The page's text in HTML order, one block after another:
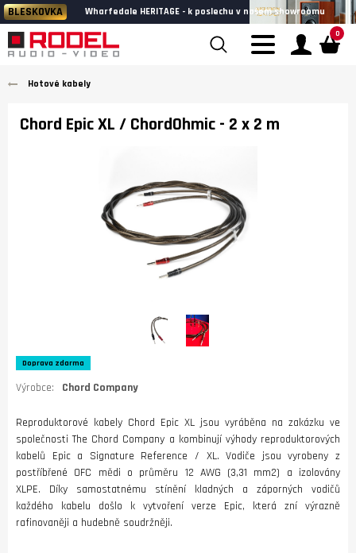
BLESKOVKA Wharfedale HERITAGE - k poslechu v našem showroomu
0
Hotové kabely
Chord Epic XL / ChordOhmic - 2 x 2 m
Doprava zdarma
Výrobce: Chord Company
Reproduktorové kabely Chord Epic XL jsou vyráběna na zakázku ve
společnosti The Chord Company a kombinují výhody reproduktorových
kabelů Epic a Signature Reference / XL. Vodiče jsou vyrobeny z
postříbřené OFC mědi o průměru 12 AWG (3,31 mm2) a izolovány
XLPE. Díky samostatnému stínění kladných a záporných vodičů
každého kabelu došlo k vytvoření verze Epic, která zní výrazně
rafinovaněji a hudebně soudržněji.